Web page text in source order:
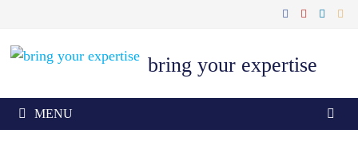
content
bring your expertise
MENU